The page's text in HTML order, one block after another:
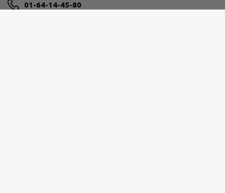
01-64-14-45-80